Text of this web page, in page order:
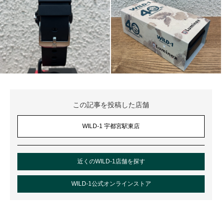
この記事を投稿した店舗
WILD-1 宇都宮駅東店
近くのWILD-1店舗を探す
WILD-1公式オンラインストア